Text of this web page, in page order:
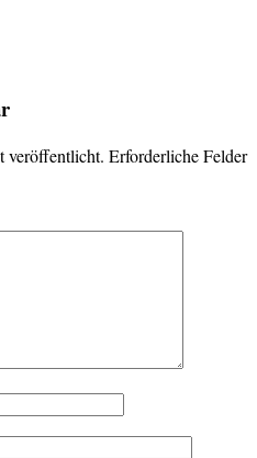
veröffentlicht. Erforderliche Felder